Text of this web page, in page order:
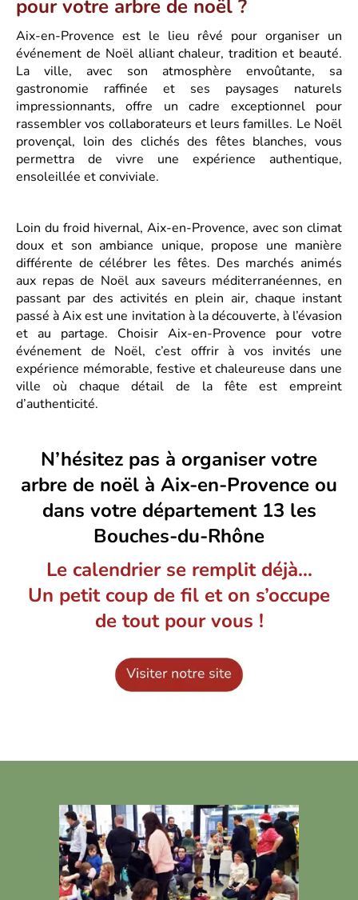
pour votre arbre de noël ?
Aix-en-Provence est le lieu rêvé pour organiser un
événement de Noël alliant chaleur, tradition et beauté.
La ville, avec son atmosphère envoûtante, sa
gastronomie raffinée et ses paysages naturels
impressionnants, offre un cadre exceptionnel pour
rassembler vos collaborateurs et leurs familles. Le Noël
provençal, loin des clichés des fêtes blanches, vous
permettra de vivre une expérience authentique,
ensoleillée et conviviale.
Loin du froid hivernal, Aix-en-Provence, avec son climat
doux et son ambiance unique, propose une manière
différente de célébrer les fêtes. Des marchés animés
aux repas de Noël aux saveurs méditerranéennes, en
passant par des activités en plein air, chaque instant
passé à Aix est une invitation à la découverte, à l’évasion
et au partage. Choisir Aix-en-Provence pour votre
événement de Noël, c’est offrir à vos invités une
expérience mémorable, festive et chaleureuse dans une
ville où chaque détail de la fête est empreint
d’authenticité.
N’hésitez pas à organiser votre
arbre de noël à Aix-en-Provence ou
dans votre département 13 les
Bouches-du-Rhône
Le calendrier se remplit déjà…
Un petit coup de fil et on s’occupe
de tout pour vous !